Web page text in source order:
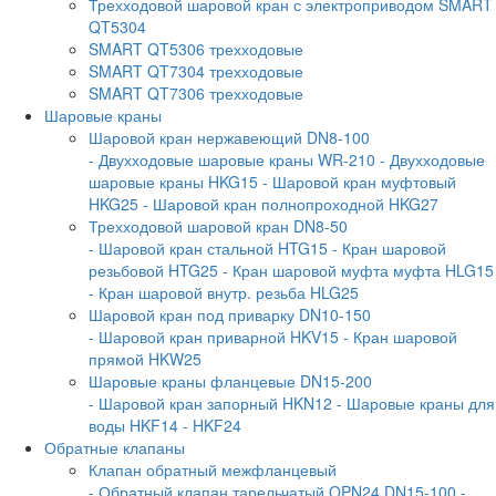
Трехходовой шаровой кран с электроприводом SMART
QT5304
SMART QT5306 трехходовые
SMART QT7304 трехходовые
SMART QT7306 трехходовые
Шаровые краны
Шаровой кран нержавеющий DN8-100
- Двухходовые шаровые краны WR-210 - Двухходовые
шаровые краны HKG15 - Шаровой кран муфтовый
HKG25 - Шаровой кран полнопроходной HKG27
Трехходовой шаровой кран DN8-50
- Шаровой кран стальной HTG15 - Кран шаровой
резьбовой HTG25 - Кран шаровой муфта муфта HLG15
- Кран шаровой внутр. резьба HLG25
Шаровой кран под приварку DN10-150
- Шаровой кран приварной HKV15 - Кран шаровой
прямой HKW25
Шаровые краны фланцевые DN15-200
- Шаровой кран запорный HKN12 - Шаровые краны для
воды HKF14 - HKF24
Обратные клапаны
Клапан обратный межфланцевый